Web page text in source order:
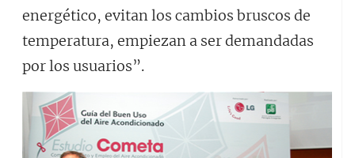
energético, evitan los cambios bruscos de
temperatura, empiezan a ser demandadas
por los usuarios”.